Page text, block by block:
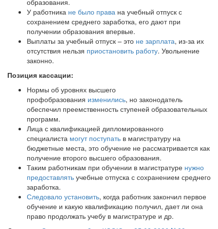
образования.
У работника не было права на учебный отпуск с
сохранением среднего заработка, его дают при
получении образования впервые.
Выплаты за учебный отпуск – это не зарплата, из-за их
отсутствия нельзя приостановить работу. Увольнение
законно.
Позиция кассации:
Нормы об уровнях высшего
профобразования изменились, но законодатель
обеспечил преемственность ступеней образовательных
программ.
Лица с квалификацией дипломированного
специалиста могут поступать в магистратуру на
бюджетные места, это обучение не рассматривается как
получение второго высшего образования.
Таким работникам при обучении в магистратуре нужно
предоставлять учебные отпуска с сохранением среднего
заработка.
Следовало установить, когда работник закончил первое
обучение и какую квалификацию получил, дает ли она
право продолжать учебу в магистратуре и др.